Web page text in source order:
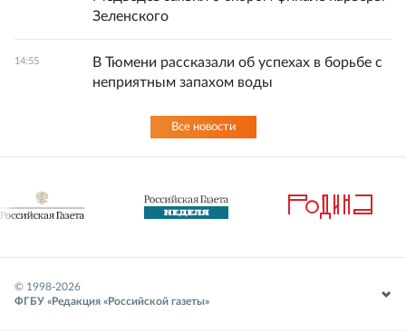
Зеленского
14:55
В Тюмени рассказали об успехах в борьбе с
неприятным запахом воды
Все новости
© 1998-2026
ФГБУ «Редакция «Российской газеты»